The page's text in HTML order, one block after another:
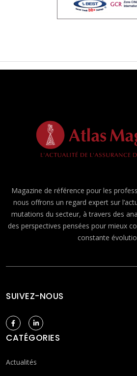
Magazine de référence pour les
nous offrons un regard expert sur
mutations du secteur, à travers des
des perspectives pensées pour mieux
constante
SUIVEZ-NOUS
CATÉGORIES
Actualités